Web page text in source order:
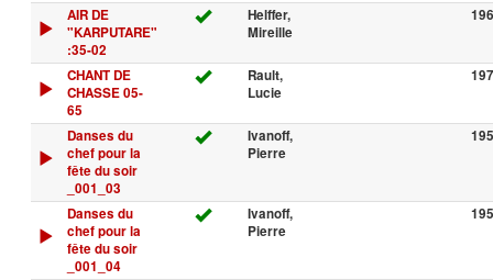
AIR DE
"KARPUTARE"
:35-02
Helffer,
Mireille
CHANT DE
CHASSE 05-
65
Rault,
Lucie
Danses du
chef pour la
fête du soir
_001_03
Ivanoff,
Pierre
Danses du
chef pour la
fête du soir
_001_04
Ivanoff,
Pierre